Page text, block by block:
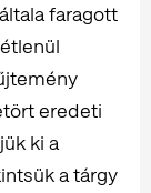
faragott
eredeti
ki a
a tárgy